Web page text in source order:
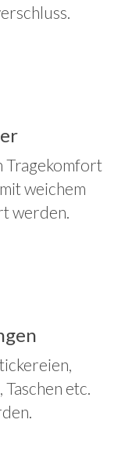
Tragekomfort
weichem
werden.
etc.